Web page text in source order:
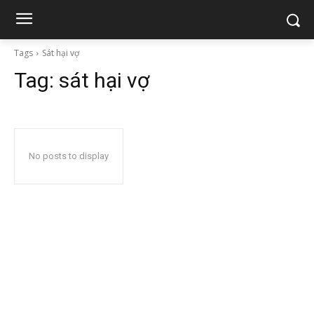
Tags Sát hại vợ
Tag: sát hại vợ
No posts to display